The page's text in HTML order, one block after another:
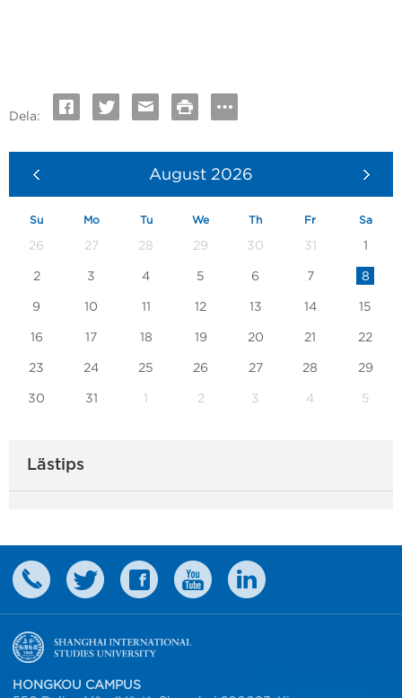
Dela:
August 2026
Su Mo Tu We Th Fr Sa
26 27 28 29 30 31 1
2 3 4 5 6 7 8
9 10 11 12 13 14 15
16 17 18 19 20 21 22
23 24 25 26 27 28 29
30 31 1 2 3 4 5
Lästips
HONGKOU CAMPUS